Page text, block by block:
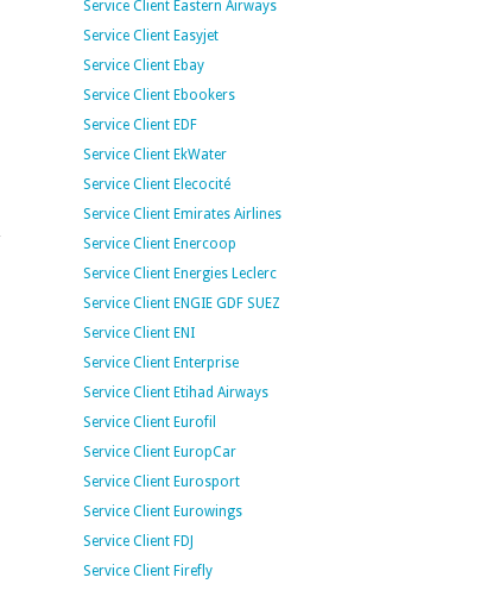
Service Client Eastern Airways
Service Client Easyjet
Service Client Ebay
Service Client Ebookers
Service Client EDF
Service Client EkWater
Service Client Elecocité
Service Client Emirates Airlines
Service Client Enercoop
Service Client Energies Leclerc
Service Client ENGIE GDF SUEZ
Service Client ENI
Service Client Enterprise
Service Client Etihad Airways
Service Client Eurofil
Service Client EuropCar
Service Client Eurosport
Service Client Eurowings
Service Client FDJ
Service Client Firefly